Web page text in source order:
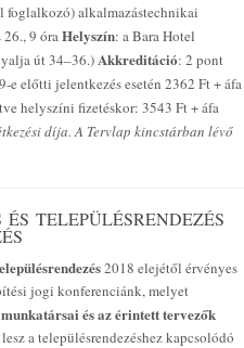
foglalkozó) alkalmazástechnikai
9 óraHelyszín: a Bara Hotel
út 34–36.)Akkreditáció: 2 pont
e előtti jelentkezés esetén 2362 Ft + áfa
helyszíni fizetéskor: 3543 Ft + áfa
díja. A Tervlap kincstárban lévő
TELEPÜLÉSRENDEZÉS
2018 elejétől érvényes
jogi konferenciánk, melyet
és az érintett tervezők
a településrendezéshez kapcsolódó